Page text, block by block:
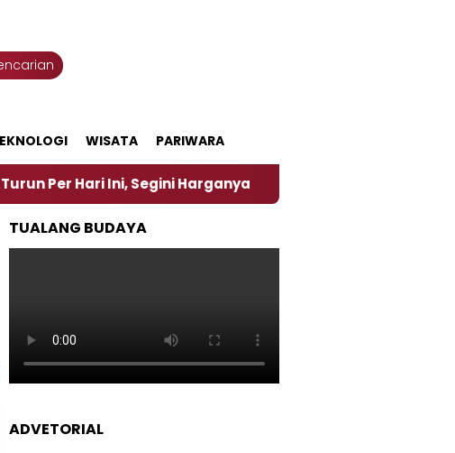
WISATA PARIWARA
Harganya ‎Nasirun Maestro Lukis Pemadu
TUALANG BUDAYA
ADVETORIAL